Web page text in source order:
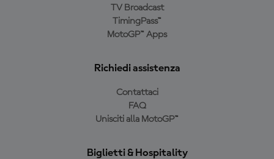
TV Broadcast
TimingPass™
MotoGP™ Apps
Richiedi assistenza
Contattaci
FAQ
Unisciti alla MotoGP™
Biglietti & Hospitality